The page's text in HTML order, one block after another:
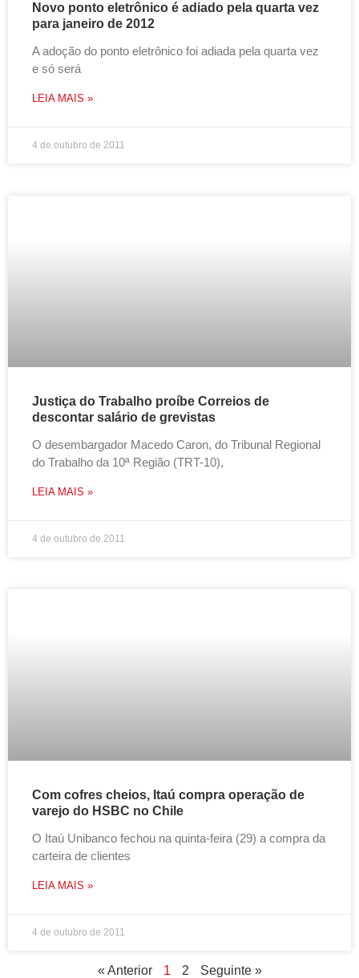
Novo ponto eletrônico é adiado pela quarta vez
para janeiro de 2012
A adoção do ponto eletrônico foi adiada pela quarta vez
e só será
LEIA MAIS »
4 de outubro de 2011
Justiça do Trabalho proíbe Correios de
descontar salário de grevistas
O desembargador Macedo Caron, do Tribunal Regional
do Trabalho da 10ª Região (TRT-10),
LEIA MAIS »
4 de outubro de 2011
Com cofres cheios, Itaú compra operação de
varejo do HSBC no Chile
O Itaú Unibanco fechou na quinta-feira (29) a compra da
carteira de clientes
LEIA MAIS »
4 de outubro de 2011
« Anterior 1 2 Seguinte »